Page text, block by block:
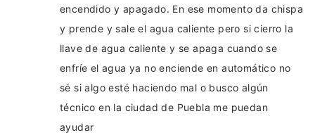
encendido y apagado. En ese momento da chispa
y prende y sale el agua caliente pero si cierro la
llave de agua caliente y se apaga cuando se
enfríe el agua ya no enciende en automático no
sé si algo esté haciendo mal o busco algún
técnico en la ciudad de Puebla me puedan
ayudar